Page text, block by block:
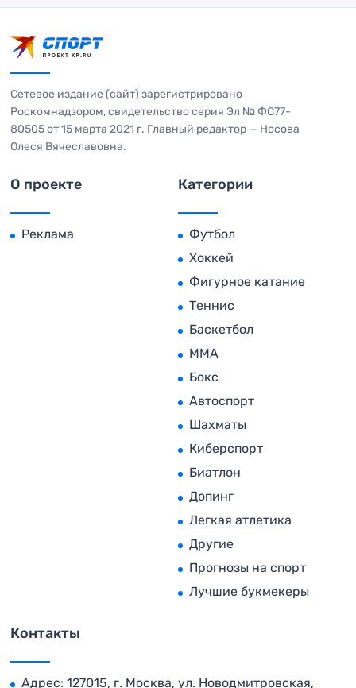
Сетевое издание (сайт) зарегистрировано
Роскомнадзором, свидетельство серия Эл № ФС77-
80505 от 15 марта 2021 г. Главный редактор — Носова
Олеся Вячеславовна.
О проекте
Реклама
Категории
Футбол
Хоккей
Фигурное катание
Теннис
Баскетбол
MMA
Бокс
Автоспорт
Шахматы
Киберспорт
Биатлон
Допинг
Легкая атлетика
Другие
Прогнозы на спорт
Лучшие букмекеры
Контакты
Адрес: 127015, г. Москва, ул. Новодмитровская,